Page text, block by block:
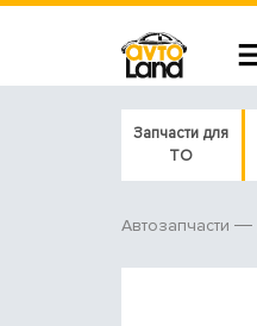
Запчасти для
ТО
Автозапчасти